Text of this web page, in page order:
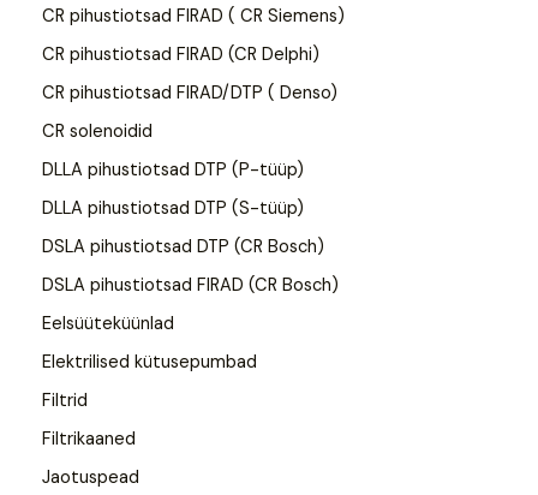
CR pihustiotsad FIRAD ( CR Siemens)
CR pihustiotsad FIRAD (CR Delphi)
CR pihustiotsad FIRAD/DTP ( Denso)
CR solenoidid
DLLA pihustiotsad DTP (P-tüüp)
DLLA pihustiotsad DTP (S-tüüp)
DSLA pihustiotsad DTP (CR Bosch)
DSLA pihustiotsad FIRAD (CR Bosch)
Eelsüüteküünlad
Elektrilised kütusepumbad
Filtrid
Filtrikaaned
Jaotuspead